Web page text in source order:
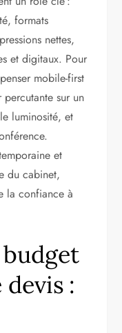
formats
nettes,
et digitaux. Pour
mobile-first
percutante sur un
luminosité, et
et
du cabinet,
la confiance à
: